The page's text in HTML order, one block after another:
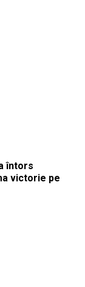
întors
victorie pe